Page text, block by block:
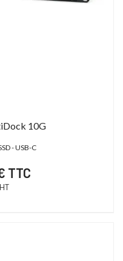
10G
- USB-C
TTC